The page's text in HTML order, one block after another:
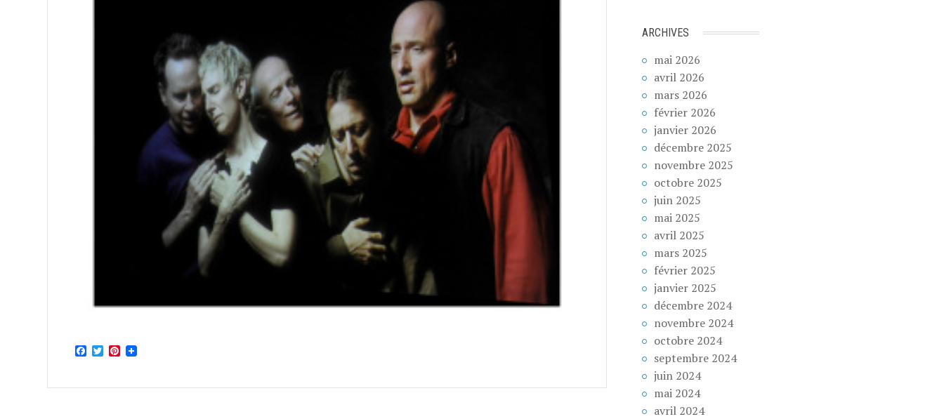
Facebook
TwitterPinterest
ARCHIVES
mai 2026
avril 2026
mars 2026
février 2026
janvier 2026
décembre 2025
novembre 2025
octobre 2025
juin 2025
mai 2025
avril 2025
mars 2025
février 2025
janvier 2025
décembre 2024
novembre 2024
octobre 2024
septembre 2024
juin 2024
mai 2024
avril 2024